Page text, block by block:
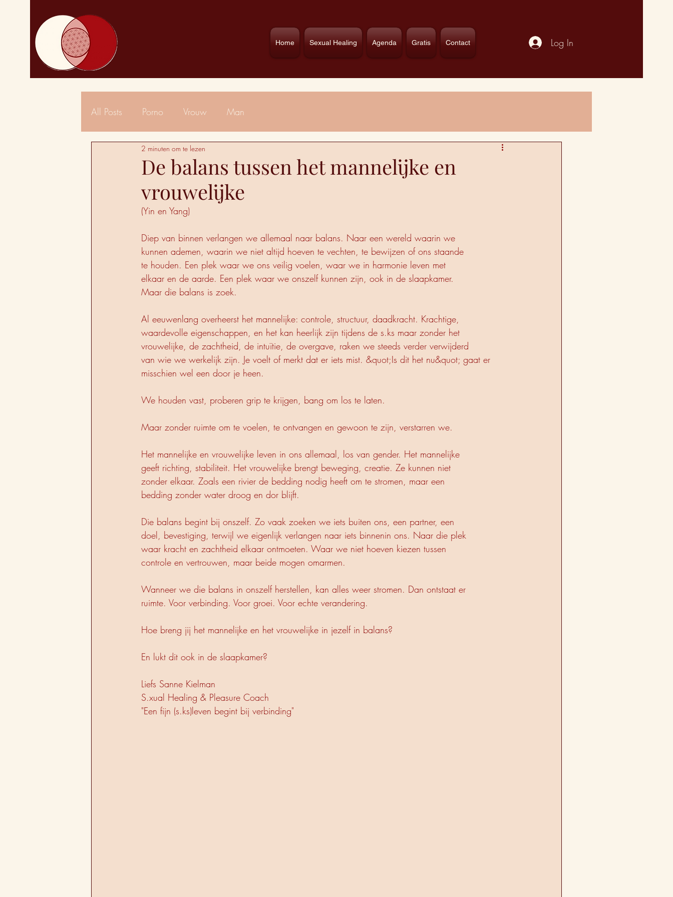
Home Sexual Healing Agenda Gratis Contact Log In
All Posts Porno Vrouw Man
De balans tussen het mannelijke en
vrouwelijke
2 minuten om te lezen
(Yin en Yang)
Diep van binnen verlangen we allemaal naar balans. Naar een wereld waarin we
kunnen ademen, waarin we niet altijd hoeven te vechten, te bewijzen of ons staande
te houden. Een plek waar we ons veilig voelen, waar we in harmonie leven met
elkaar en de aarde. Een plek waar we onszelf kunnen zijn, ook in de slaapkamer.
Maar die balans is zoek.
Al eeuwenlang overheerst het mannelijke: controle, structuur, daadkracht. Krachtige,
waardevolle eigenschappen, en het kan heerlijk zijn tijdens de s.ks maar zonder het
vrouwelijke, de zachtheid, de intuïtie, de overgave, raken we steeds verder verwijderd
van wie we werkelijk zijn. Je voelt of merkt dat er iets mist. &quot;Is dit het nu&quot; gaat er
misschien wel een door je heen.
We houden vast, proberen grip te krijgen, bang om los te laten.
Maar zonder ruimte om te voelen, te ontvangen en gewoon te zijn, verstarren we.
Het mannelijke en vrouwelijke leven in ons allemaal, los van gender. Het mannelijke
geeft richting, stabiliteit. Het vrouwelijke brengt beweging, creatie. Ze kunnen niet
zonder elkaar. Zoals een rivier de bedding nodig heeft om te stromen, maar een
bedding zonder water droog en dor blijft.
Die balans begint bij onszelf. Zo vaak zoeken we iets buiten ons, een partner, een
doel, bevestiging, terwijl we eigenlijk verlangen naar iets binnenin ons. Naar die plek
waar kracht en zachtheid elkaar ontmoeten. Waar we niet hoeven kiezen tussen
controle en vertrouwen, maar beide mogen omarmen.
Wanneer we die balans in onszelf herstellen, kan alles weer stromen. Dan ontstaat er
ruimte. Voor verbinding. Voor groei. Voor echte verandering.
Hoe breng jij het mannelijke en het vrouwelijke in jezelf in balans?
En lukt dit ook in de slaapkamer?
Liefs Sanne Kielman
S.xual Healing & Pleasure Coach
"Een fijn (s.ks)leven begint bij verbinding"